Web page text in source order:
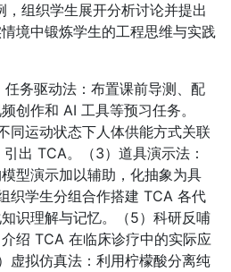
，组织学生展开分析讨论并提出
境中锻炼学生的工程思维与实践
务驱动法：布置课前导测、配
创作和 AI 工具等预习任务。
同运动状态下人体供能方式关联
出 TCA。（3）道具演示法：
型演示加以辅助，化抽象为具
织学生分组合作搭建 TCA 各代
识理解与记忆。（5）科研反哺
绍 TCA 在临床诊疗中的实际应
虚拟仿真法：利用柠檬酸分离纯